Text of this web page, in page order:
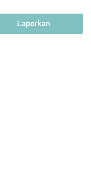
Laporkan